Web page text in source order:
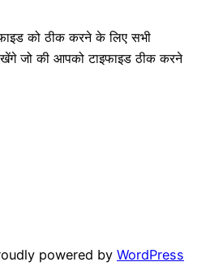
को ठीक करने के लिए सभी
देखेंगे जो की आपको टाइफाइड ठीक करने
powered by WordPress